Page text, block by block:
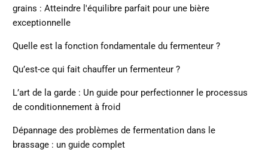
grains : Atteindre l'équilibre parfait pour une bière
exceptionnelle
Quelle est la fonction fondamentale du fermenteur ?
Qu’est-ce qui fait chauffer un fermenteur ?
L’art de la garde : Un guide pour perfectionner le processus
de conditionnement à froid
Dépannage des problèmes de fermentation dans le
brassage : un guide complet